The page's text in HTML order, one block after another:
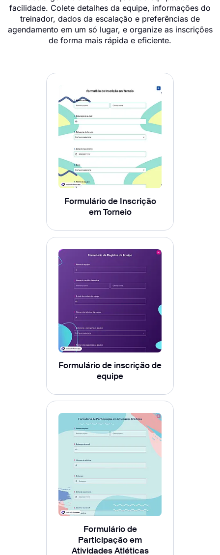
facilidade. Colete detalhes da equipe, informações do
treinador, dados da escalação e preferências de
agendamento em um só lugar, e organize as inscrições
de forma mais rápida e eficiente.
Formulário de Inscrição
em Torneio
Formulário de inscrição de
equipe
Formulário de
Participação em
Atividades Atléticas